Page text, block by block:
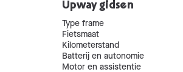
Upway gidsen
Type frame
Fietsmaat
Kilometerstand
Batterij en autonomie
Motor en assistentie